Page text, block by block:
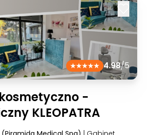
4.98/5
-
KLEOPATRA